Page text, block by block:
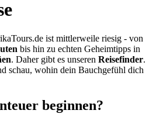
ist mittlerweile riesig - von
bis hin zu echten Geheimtipps in
. Daher gibt es unseren Reisefinder.
schau, wohin dein Bauchgefühl dich
beginnen?